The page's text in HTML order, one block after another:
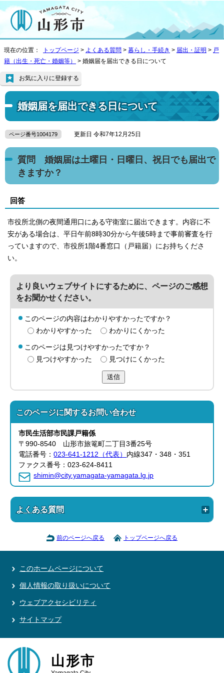
現在の位置： トップページ > よくある質問 > 暮らし・手続き > 届出・証明 > 戸
籍（出生・死亡・婚姻等）
> 婚姻届を届出できる日について
婚姻届を届出できる日について
お気に入りに登録する
ページ番号1004179 更新日 令和7年12月25日
質問 婚姻届は土曜日・日曜日、祝日でも届出で
きますか？
回答
市役所北側の夜間通用口にある守衛室に届出できます。内容に不
安がある場合は、平日午前8時30分から午後5時まで事前審査を行
っていますので、市役所1階4番窓口（戸籍届）にお持ちくださ
い。
より良いウェブサイトにするために、ページのご感想
をお聞かせください。
このページの内容はわかりやすかったですか？
わかりやすかった
わかりにくかった
このページは見つけやすかったですか？
見つけやすかった
見つけにくかった
送信
このページに関するお問い合わせ
市民生活部市民課 戸籍係
〒990-8540 山形市旅篭町二丁目3番25号
電話番号：023-641-1212（代表） 内線347・348・351
ファクス番号：023-624-8411
shimin@city.yamagata-yamagata.lg.jp
よくある質問
前のページへ戻る トップページへ戻る
このホームページについて
個人情報の取り扱いについて
ウェブアクセシビリティ
サイトマップ
山形市